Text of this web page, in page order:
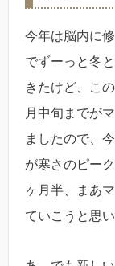
今年は脳内に
でずーっと冬
きたけど、こ
月中旬までが
ましたので、
が寒さのピー
ヶ月半、まあ
ていこうと思い